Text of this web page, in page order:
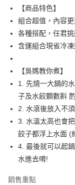
外島冷凍／宅配有運費
每筆NT$400，滿
冷凍貨到付款/免運費
【商品特色】
組合超值，內容
各種搭配，任君挑
含運組合現省冷
【吳媽教你煮】
1. 先燒一大鍋的
子及水餃顆數斟
2. 水滾後放入不
3. 水溫太高也會
餃子都浮上水面 (
4. 最後就可以起
水進去唷!
銷售重點